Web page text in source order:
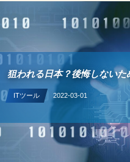
狙われる日本？後悔しない
ITツール 2022-03-01